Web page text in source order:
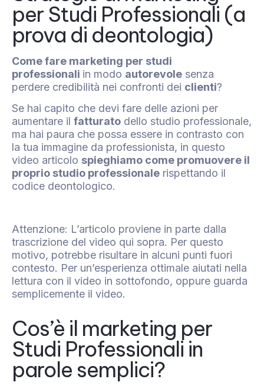
per Studi Professionali (a
prova di deontologia)
Come fare marketing per studi
professionali in modo autorevole senza
perdere credibilità nei confronti dei clienti?
Se hai capito che devi fare delle azioni per
aumentare il fatturato dello studio professionale,
ma hai paura che possa essere in contrasto con
la tua immagine da professionista, in questo
video articolo spieghiamo come promuovere il
proprio studio professionale rispettando il
codice deontologico.
Attenzione: L’articolo proviene in parte dalla
trascrizione del video qui sopra. Per questo
motivo, potrebbe risultare in alcuni punti fuori
contesto. Per un’esperienza ottimale aiutati nella
lettura con il video in sottofondo, oppure guarda
semplicemente il video.
Cos’è il marketing per
Studi Professionali in
parole semplici?